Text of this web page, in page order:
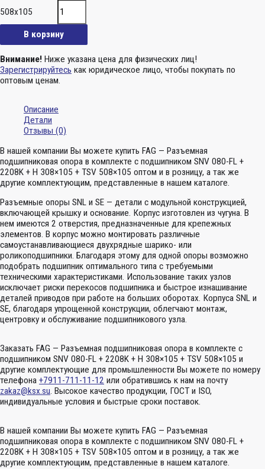
508x105
В корзину
Внимание! Ниже указана цена для физических лиц!
Зарегистрируйтесь как юридическое лицо, чтобы покупать по
оптовым ценам.
Описание
Детали
Отзывы (0)
В нашей компании Вы можете купить FAG — Разъемная
подшипниковая опора в комплекте с подшипником SNV 080-FL +
2208K + H 308×105 + TSV 508×105 оптом и в розницу, а так же
другие комплектующим, представленные в нашем каталоге.
Разъемные опоры SNL и SE — детали с модульной конструкцией,
включающей крышку и основание. Корпус изготовлен из чугуна. В
нем имеются 2 отверстия, предназначенные для крепежных
элементов. В корпус можно монтировать различные
самоустанавливающиеся двухрядные шарико- или
роликоподшипники. Благодаря этому для одной опоры возможно
подобрать подшипник оптимального типа с требуемыми
техническими характеристиками. Использование таких узлов
исключает риски перекосов подшипника и быстрое изнашивание
деталей приводов при работе на больших оборотах. Корпуса SNL и
SE, благодаря упрощенной конструкции, облегчают монтаж,
центровку и обслуживание подшипникового узла.
Заказать FAG — Разъемная подшипниковая опора в комплекте с
подшипником SNV 080-FL + 2208K + H 308×105 + TSV 508×105 и
другие комплектующие для промышленности Вы можете по номеру
телефона +7911-711-11-12 или обратившись к нам на почту
zakaz@ksx.su. Высокое качество продукции, ГОСТ и ISO,
индивидуальные условия и быстрые сроки поставок.
В нашей компании Вы можете купить FAG — Разъемная
подшипниковая опора в комплекте с подшипником SNV 080-FL +
2208K + H 308×105 + TSV 508×105 оптом и в розницу, а так же
другие комплектующим, представленные в нашем каталоге.